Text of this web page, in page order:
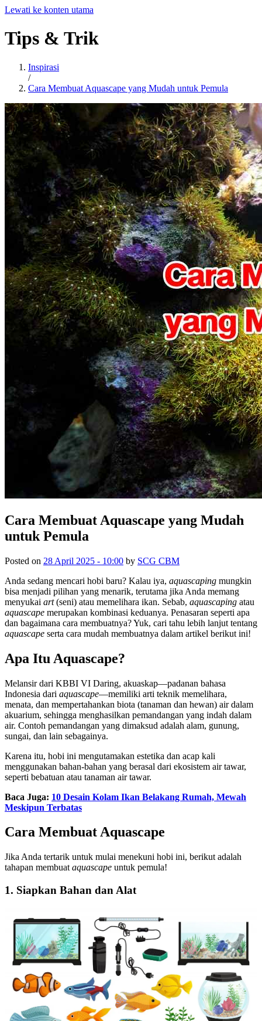
Lewati ke konten utama
Tips & Trik
Inspirasi
/
Cara Membuat Aquascape yang Mudah untuk Pemula
Cara Membuat Aquascape yang Mudah
untuk Pemula
Posted on 28 April 2025 - 10:00 by SCG CBM
Anda sedang mencari hobi baru? Kalau iya, aquascaping mungkin
bisa menjadi pilihan yang menarik, terutama jika Anda memang
menyukai art(seni) atau memelihara ikan. Sebab, aquascaping atau
aquascape merupakan kombinasi keduanya. Penasaran seperti apa
dan bagaimana cara membuatnya? Yuk, cari tahu lebih lanjut tentang
aquascape serta cara mudah membuatnya dalam artikel berikut ini!
Apa Itu Aquascape?
Melansir dari KBBI VI Daring, akuaskap—padanan bahasa
Indonesia dari aquascape—memiliki arti teknik memelihara,
menata, dan mempertahankan biota (tanaman dan hewan) air dalam
akuarium, sehingga menghasilkan pemandangan yang indah dalam
air. Contoh pemandangan yang dimaksud adalah alam, gunung,
sungai, dan lain sebagainya.
Karena itu, hobi ini mengutamakan estetika dan acap kali
menggunakan bahan-bahan yang berasal dari ekosistem air tawar,
seperti bebatuan atau tanaman air tawar.
Baca Juga: 10 Desain Kolam Ikan Belakang Rumah, Mewah
Meskipun Terbatas
Cara Membuat Aquascape
Jika Anda tertarik untuk mulai menekuni hobi ini, berikut adalah
tahapan membuat aquascape untuk pemula!
1. Siapkan Bahan dan Alat